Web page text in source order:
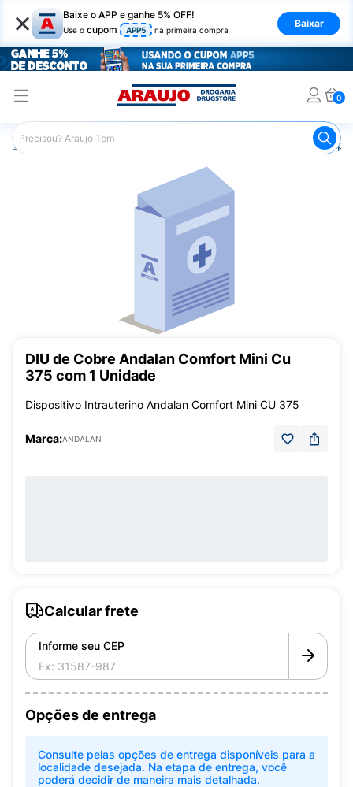
× Baixe o APP e ganhe 5% OFF!
Use o cupom APP5 na primeira compra
Baixar
0
Araujo Medicamentos
DIU de Cobre Andalan Comfort Mini Cu
375 com 1 Unidade
Dispositivo Intrauterino Andalan Comfort Mini CU 375
Marca:ANDALAN
Calcular frete
Informe seu CEP
Opções de entrega
Consulte pelas opções de entrega disponíveis para a
localidade desejada. Na etapa de entrega, você
poderá decidir de maneira mais detalhada.